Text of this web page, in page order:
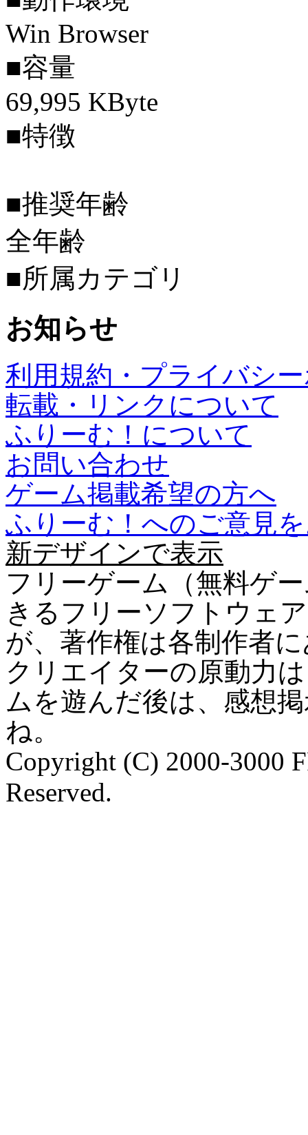
Win Browser
■容量
69,995 KByte
■特徴
■推奨年齢
全年齢
■所属カテゴリ
お知らせ
利用規約・プライバシ
転載・リンクについて
ふりーむ！について
お問い合わせ
ゲーム掲載希望の方へ
ふりーむ！へのご意見
新デザインで表示
フリーゲーム（無料ゲ
きるフリーソフトウェ
が、著作権は各制作者
クリエイターの原動力
ムを遊んだ後は、感想
ね。
Copyright (C) 2000-3000
Reserved.